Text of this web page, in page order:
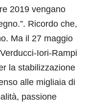
2019 vengano
Ricordo che,
Ma il 27 maggio
Iori-Rampi
la stabilizzazione
alle migliaia di
passione